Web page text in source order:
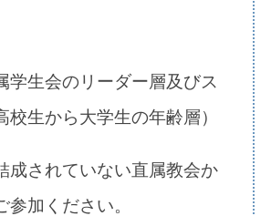
学生会のリーダー層及びス
校生から大学生の年齢層）
成されていない直属教会か
参加ください。